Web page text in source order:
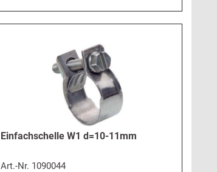
Einfachschelle W1 d=10-11mm
Art.-Nr. 1090044